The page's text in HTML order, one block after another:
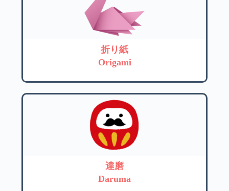
折り紙
Origami
達磨
Daruma